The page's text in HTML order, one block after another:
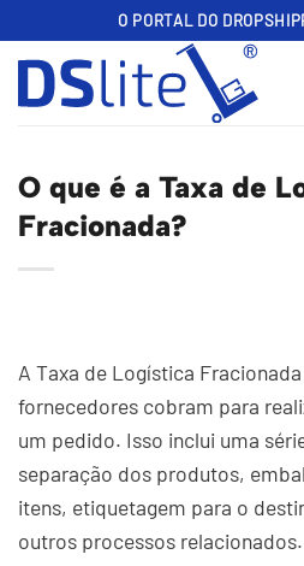
to
content
O PORTAL DO
O que é a Taxa de
Fracionada?
A Taxa de Logística
fornecedores cobram para
um pedido. Isso inclui uma
separação dos produtos,
itens, etiquetagem para o
outros processos